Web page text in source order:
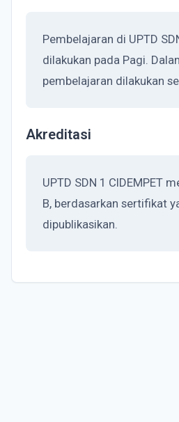
Pembelajaran di UPTD
dilakukan pada Pagi.
pembelajaran dilakukan
Akreditasi
UPTD SDN 1 CIDEMPET
B, berdasarkan sertifikat
dipublikasikan.